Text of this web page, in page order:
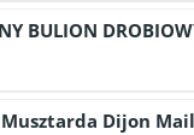
BULION
Dijon